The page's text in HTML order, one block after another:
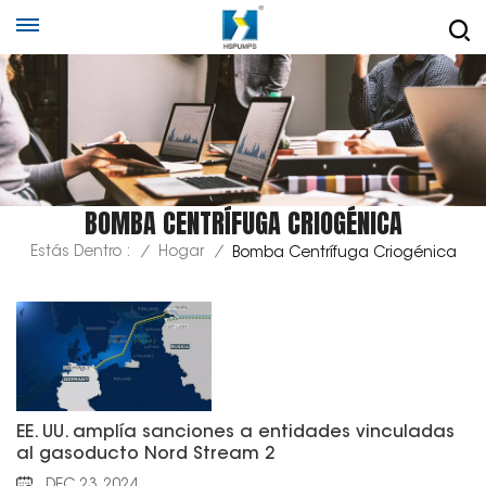
BOMBA CENTRÍFUGA CRIOGÉNICA
Estás Dentro : / Hogar / Bomba Centrífuga Criogénica
EE. UU. amplía sanciones a entidades vinculadas
al gasoducto Nord Stream 2